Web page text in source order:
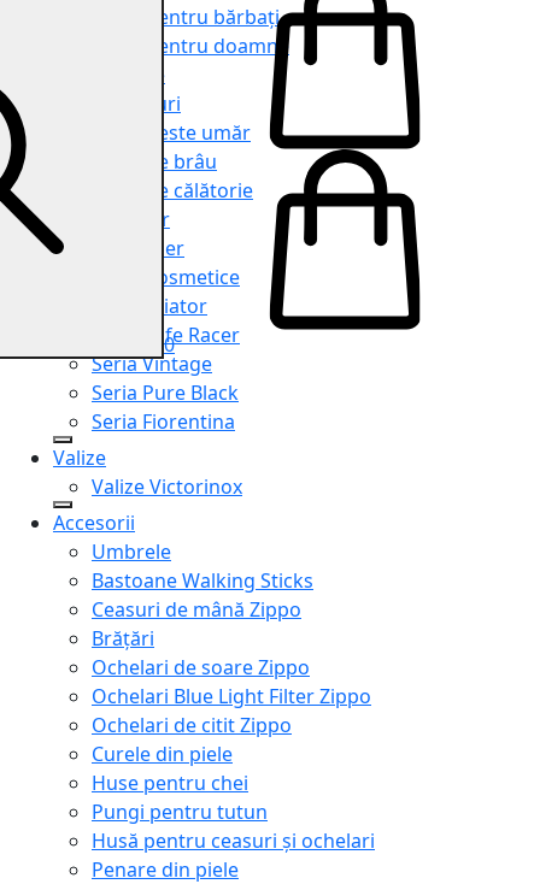
Genți pentru bărbați
Genți pentru doamne
Serviete
Rucsacuri
Genți peste umăr
Genți de brâu
Genți de călătorie
Shopper
Organiser
Truse cosmetice
Seria Aviator
Seria Cafe Racer
Seria Vintage
Seria Pure Black
Seria Fiorentina
Valize
Valize Victorinox
Accesorii
Umbrele
Bastoane Walking Sticks
Ceasuri de mână Zippo
Brățări
Ochelari de soare Zippo
Ochelari Blue Light Filter Zippo
Ochelari de citit Zippo
Curele din piele
Huse pentru chei
Pungi pentru tutun
Husă pentru ceasuri și ochelari
Penare din piele
0